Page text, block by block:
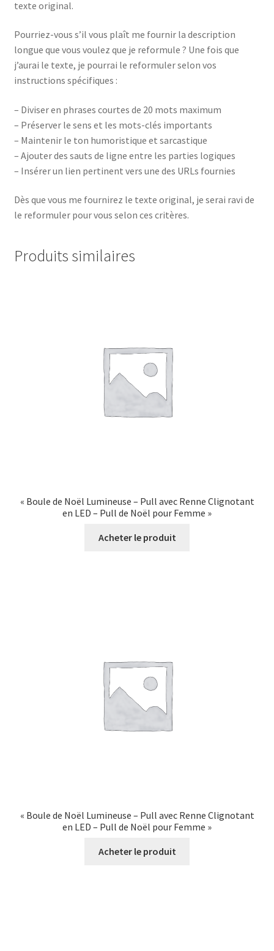
texte original.
Pourriez-vous s’il vous plaît me fournir la description
longue que vous voulez que je reformule ? Une fois que
j’aurai le texte, je pourrai le reformuler selon vos
instructions spécifiques :
– Diviser en phrases courtes de 20 mots maximum
– Préserver le sens et les mots-clés importants
– Maintenir le ton humoristique et sarcastique
– Ajouter des sauts de ligne entre les parties logiques
– Insérer un lien pertinent vers une des URLs fournies
Dès que vous me fournirez le texte original, je serai ravi de
le reformuler pour vous selon ces critères.
Produits similaires
« Boule de Noël Lumineuse – Pull avec Renne Clignotant
en LED – Pull de Noël pour Femme »
Acheter le produit
« Boule de Noël Lumineuse – Pull avec Renne Clignotant
en LED – Pull de Noël pour Femme »
Acheter le produit